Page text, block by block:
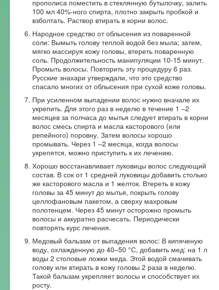
прополиса поместить в стеклянную бутылочку, залить
100 мл 40%-ного спирта, плотно закрыть пробкой и
взболтать. Раствор втирать в корни волос.
Народное средство от облысения из поваренной
соли: Вымыть голову теплой водой без мыла; затем,
мягко массируя кожу головы, втереть поваренную
соль. Продолжительность манипуляции 10-15 минут.
Промыть волосы. Повторить эту процедуру 6 раз.
Русские знахари утверждали, что это средство
спасало многих от облысения при сухой коже головы.
При усиленном выпадении волос нужно вначале их
укрепить. Для этого раз в неделю в течение 1 –2
месяцев за полчаса до мытья следует втирать в корни
волос смесь спирта и масла касторового (или
репейного) поровну. Затем волосы хорошо
промывать. Через 1 –2 месяца, когда волосы
укрепятся, можно приступить к их лечению.
Хорошо восстанавливает луковицы волос следующий
состав. В сок от 1 средней луковицы добавить столько
же касторового масла и 1 желток. Втереть в кожу
головы за 45 минут до мытья, покрыть голову
целлофановым пакетом, а сверху махровым
полотенцем. Через 45 минут осторожно промыть
волосы и аккуратно расчесать. Периодически
повторять курс лечения.
Медовый бальзам от выпадения волос: В кипяченую
воду, охлажденную до 40–50 °С, добавить мед: на 1 л
воды 2 столовые ложки меда. Этой водой смачивать
голову или втирать в кожу головы 2 раза в неделю.
Такой бальзам укрепляет волосы и способствует их
росту.